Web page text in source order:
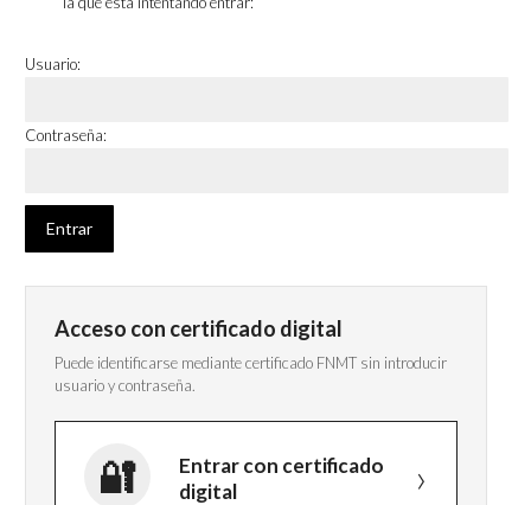
Usuario:
Contraseña:
Acceso con certificado digital
Puede identificarse mediante certificado FNMT sin introducir
usuario y contraseña.
Entrar con certificado
digital